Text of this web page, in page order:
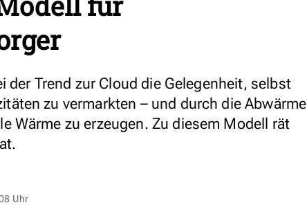
der Trend zur Cloud die Gelegenheit, selbst
zu vermarkten – und durch die Abwärme
Wärme zu erzeugen. Zu diesem Modell rät
Uhr